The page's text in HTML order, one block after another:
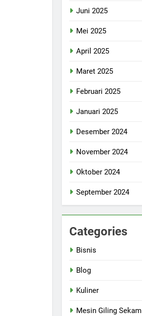
Juni 2025
Mei 2025
April 2025
Maret 2025
Februari 2025
Januari 2025
Desember 2024
November 2024
Oktober 2024
September 2024
Categories
Bisnis
Blog
Kuliner
Mesin Giling Sekam